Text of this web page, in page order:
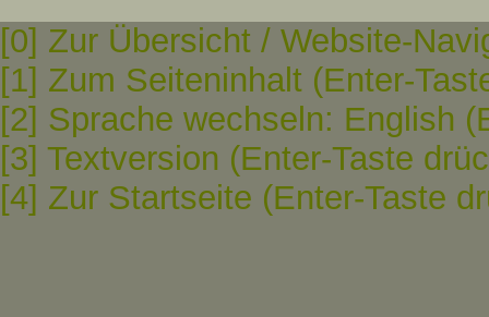
[0] Zur Übersicht / Website-
[1] Zum Seiteninhalt (Enter-
[2] Sprache wechseln: English
[3] Textversion (Enter-Taste
[4] Zur Startseite (Enter-Taste